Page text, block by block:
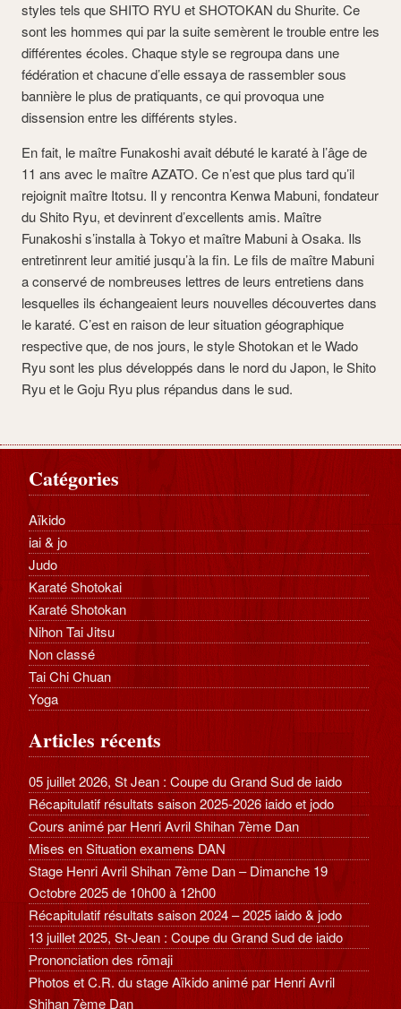
styles tels que SHITO RYU et SHOTOKAN du Shurite. Ce
sont les hommes qui par la suite semèrent le trouble entre les
différentes écoles. Chaque style se regroupa dans une
fédération et chacune d’elle essaya de rassembler sous
bannière le plus de pratiquants, ce qui provoqua une
dissension entre les différents styles.
En fait, le maître Funakoshi avait débuté le karaté à l’âge de
11 ans avec le maître AZATO. Ce n’est que plus tard qu’il
rejoignit maître Itotsu. Il y rencontra Kenwa Mabuni, fondateur
du Shito Ryu, et devinrent d’excellents amis. Maître
Funakoshi s’installa à Tokyo et maître Mabuni à Osaka. Ils
entretinrent leur amitié jusqu’à la fin. Le fils de maître Mabuni
a conservé de nombreuses lettres de leurs entretiens dans
lesquelles ils échangeaient leurs nouvelles découvertes dans
le karaté. C’est en raison de leur situation géographique
respective que, de nos jours, le style Shotokan et le Wado
Ryu sont les plus développés dans le nord du Japon, le Shito
Ryu et le Goju Ryu plus répandus dans le sud.
Catégories
Aïkido
iai & jo
Judo
Karaté Shotokai
Karaté Shotokan
Nihon Tai Jitsu
Non classé
Tai Chi Chuan
Yoga
Articles récents
05 juillet 2026, St Jean : Coupe du Grand Sud de iaido
Récapitulatif résultats saison 2025-2026 iaido et jodo
Cours animé par Henri Avril Shihan 7ème Dan
Mises en Situation examens DAN
Stage Henri Avril Shihan 7ème Dan – Dimanche 19
Octobre 2025 de 10h00 à 12h00
Récapitulatif résultats saison 2024 – 2025 iaido & jodo
13 juillet 2025, St-Jean : Coupe du Grand Sud de iaido
Prononciation des rōmaji
Photos et C.R. du stage Aïkido animé par Henri Avril
Shihan 7ème Dan